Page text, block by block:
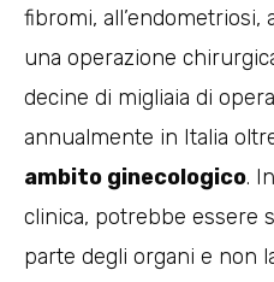
fibromi, all’endometriosi,
una operazione
decine di migliaia di
annualmente in Italia
ambito ginecologico.
clinica, potrebbe essere
parte degli organi e non